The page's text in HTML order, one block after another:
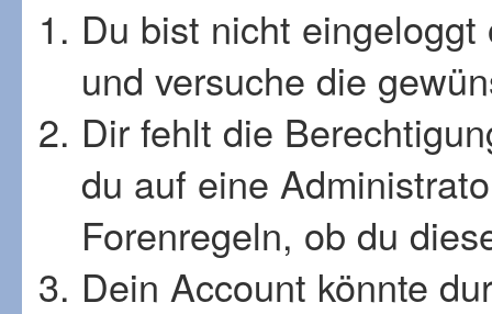
Du bist nicht
und versuche die
Dir fehlt die
du auf eine
Forenregeln, ob du
Dein Account könnte